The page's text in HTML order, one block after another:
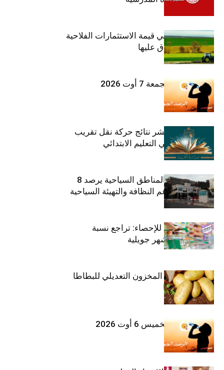
ارتفاع بـ15% في قيمة الاستثمارات الفلاحية
الخاصة المصادق عليها
طقس اليوم الجمعة 7 أوت 2026
وزارة التربية تنشر نتائج حركة نقل تقريب
الأزواج لمدرّسي التعليم الابتدائي
صندوق حماية المناطق السياحية يرصد 8
مليون دينار لدعم النظافة والتهيئة السياحية
المعهد الوطني للإحصاء: تراجع نسبة
التضخم خلال شهر جويلية
وزارة الفلاحة : المخزون التعديلي للبطاطا
بلغ 12392 طنا
طقس اليوم الخميس 6 أوت 2026